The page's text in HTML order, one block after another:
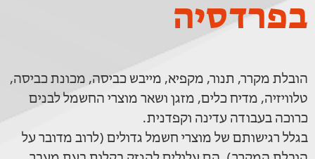
בפרדסיה
הובלת מקרר, תנור, מקפיא, מייבש כביסה, מכונת כביסה,
טלוויזיה, מדיח כלים, מזגן ושאר מוצרי החשמל לבנים
כרוכה בעבודה עדינה וקפדנית.
בגלל רגישותם של מוצרי חשמל גדולים (לרוב מדובר על